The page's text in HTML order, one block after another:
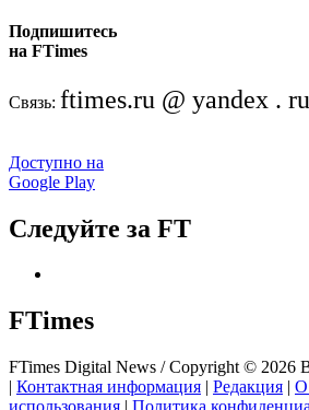
Подпишитесь
на FTimes
Связь: ftimes.ru @ yandex . ru
Доступно на
Google Play
Следуйте за FT
FTimes
FTimes Digital News / Copyright © 2026
| Контактная информация | Редакция | О